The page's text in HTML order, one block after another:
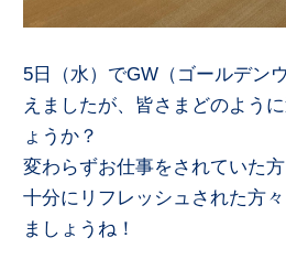
5日（水）でGW（ゴールデン
えましたが、皆さまどのよう
ょうか？
変わらずお仕事をされていた
十分にリフレッシュされた方
ましょうね！